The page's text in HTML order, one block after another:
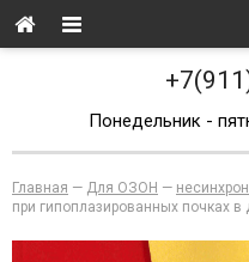
Понедельник -
Главная — Для ОЗОН —
при гипоплазированных почках в